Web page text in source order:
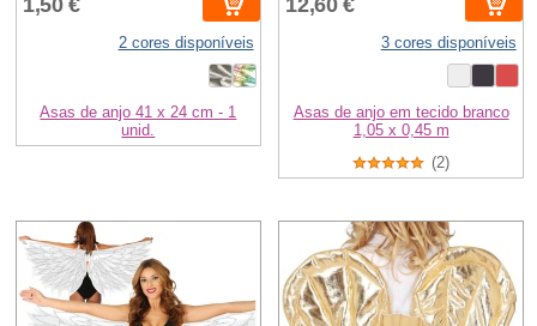
2 cores disponíveis
Asas de anjo 41 x 24 cm - 1
unid.
3 cores disponíveis
Asas de anjo em tecido branco
1,05 x 0,45 m
(2)